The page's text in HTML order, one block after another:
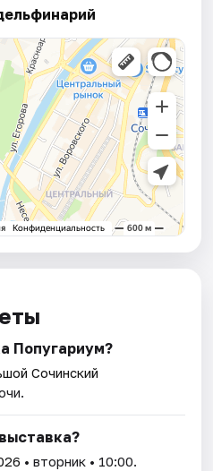
Попугариум?
Сочинский
• вторник • 10:00.